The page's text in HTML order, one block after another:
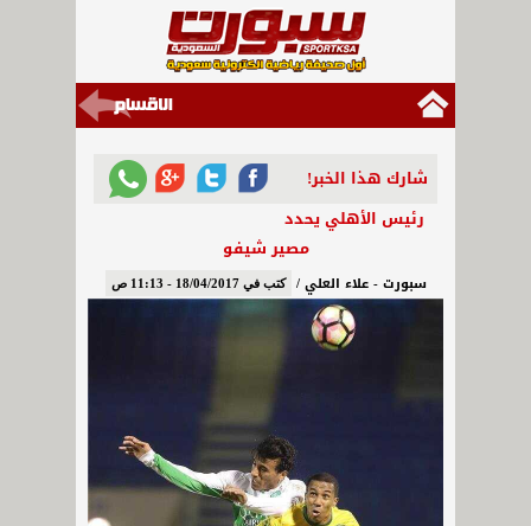
شارك هذا الخبر!
رئيس الأهلي يحدد
مصير شيفو
سبورت - علاء العلي / كتب في 18/04/2017 - 11:13 ص